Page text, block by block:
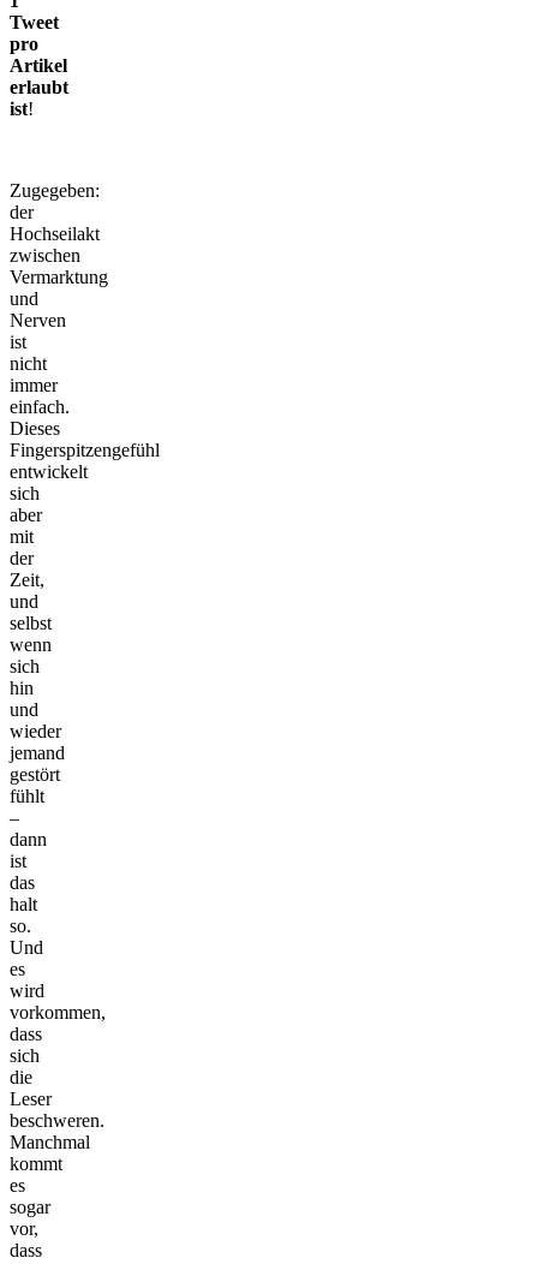
Tweet
pro
Artikel
erlaubt
ist!
Zugegeben:
der
Hochseilakt
zwischen
Vermarktung
und
Nerven
ist
nicht
immer
einfach.
Dieses
Fingerspitzengefühl
entwickelt
sich
aber
mit
der
Zeit,
und
selbst
wenn
sich
hin
und
wieder
jemand
gestört
fühlt
–
dann
ist
das
halt
so.
Und
es
wird
vorkommen,
dass
sich
die
Leser
beschweren.
Manchmal
kommt
es
sogar
vor,
dass